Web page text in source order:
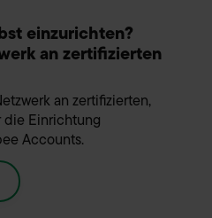
einzurichten?
an zertifizierten
an zertifizierten,
die Einrichtung
Accounts.